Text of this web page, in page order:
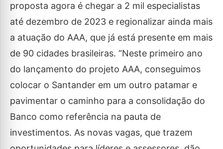
proposta agora é chegar a 2 mil especialistas
até dezembro de 2023 e regionalizar ainda mais
a atuação do AAA, que já está presente em mais
de 90 cidades brasileiras. “Neste primeiro ano
do lançamento do projeto AAA, conseguimos
colocar o Santander em um outro patamar e
pavimentar o caminho para a consolidação do
Banco como referência na pauta de
investimentos. As novas vagas, que trazem